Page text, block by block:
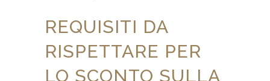
REQUISITI DA
RISPETTARE PER
LO SCONTO SULLA